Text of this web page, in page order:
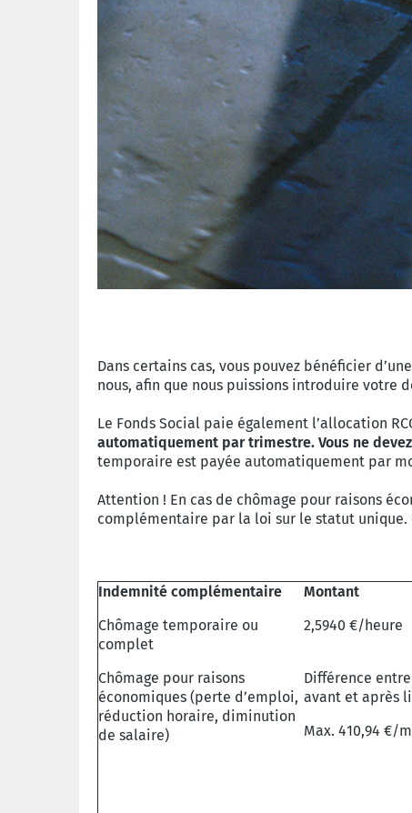
Dans certains cas, vous pouvez bénéficier
nous, afin que nous puissions introduire votre
Le Fonds Social paie également l’allocation
automatiquement par trimestre. Vous ne
temporaire est payée automatiquement par
Attention ! En cas de chômage pour raisons
complémentaire par la loi sur le statut
Indemnité complémentaire Montant
Chômage temporaire ou
complet
2,5940 €/heure
Chômage pour raisons
économiques (perte d’emploi,
réduction horaire, diminution
de salaire)
Différence
avant et après
Max. 410,94 €/